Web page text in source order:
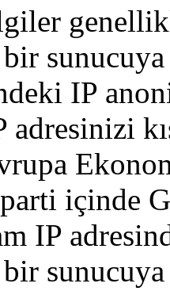
bir sunucuya
IP
adresinizi
parti içinde
IP
bir sunucuya